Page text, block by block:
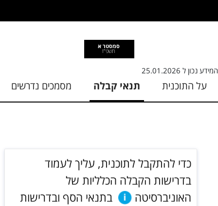
סמסטר א
תשפ"ז
המידע נכון ל 25.01.2026
על התוכנית תנאי קבלה מסמכים נדרשים
כדי להתקבל לתוכנית, עליך לעמוד
בדרישות הקבלה הכלליות של
האוניברסיטה
בתנאי הסף ובדרישות